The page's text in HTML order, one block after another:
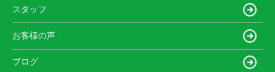
スタッフ
お客様の声
ブログ